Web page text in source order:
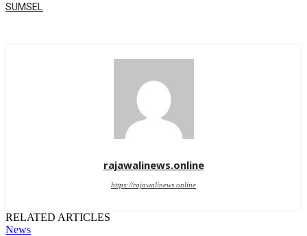
SUMSEL
rajawalinews.online
https://rajawalinews.online
RELATED ARTICLES
News